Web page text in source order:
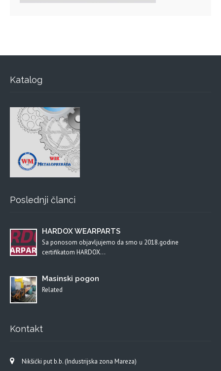
Katalog
Poslednji članci
HARDOX WEARPARTS
Sa ponosom objavljujemo da smo u 2018.godine
certifikatom HARDOX…
Masinski pogon
Related
Kontakt
Nikšićki put b.b. (Industrijska zona Mareza)